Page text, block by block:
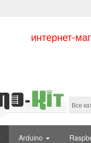
интернет-
Arduino